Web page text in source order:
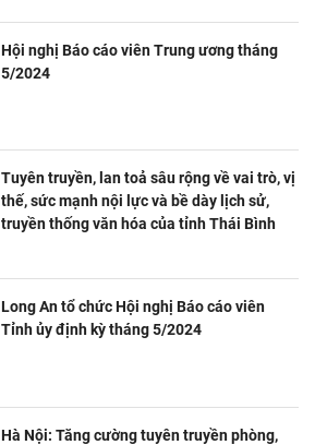
Hội nghị Báo cáo viên Trung ương tháng
5/2024
Tuyên truyền, lan toả sâu rộng về vai trò, vị
thế, sức mạnh nội lực và bề dày lịch sử,
truyền thống văn hóa của tỉnh Thái Bình
Long An tổ chức Hội nghị Báo cáo viên
Tỉnh ủy định kỳ tháng 5/2024
Hà Nội: Tăng cường tuyên truyền phòng,